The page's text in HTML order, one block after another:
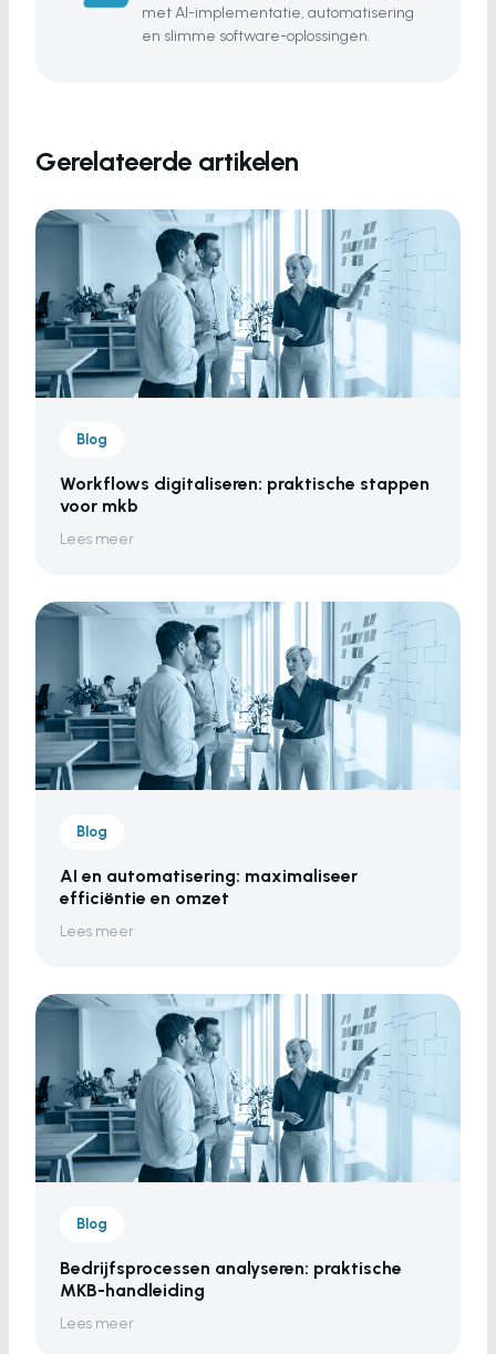
met AI-implementatie, automatisering
en slimme software-oplossingen.
Gerelateerde artikelen
Blog
Workflows digitaliseren: praktische stappen
voor mkb
Lees meer
Blog
AI en automatisering: maximaliseer
efficiëntie en omzet
Lees meer
Blog
Bedrijfsprocessen analyseren: praktische
MKB-handleiding
Lees meer